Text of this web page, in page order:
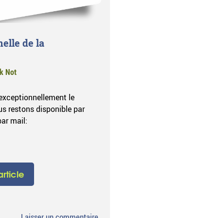
de la
Not
le
restons disponible par
mail:
sur